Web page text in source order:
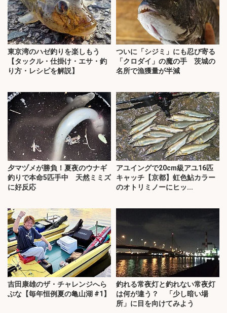
東京湾のハゼ釣りを楽しもう
【タックル・仕掛け・エサ・釣
り方・レシピを解説】
ついに「シジミ」にも忍び寄る
「クロダイ」の魔の手 茨城の
名所で漁獲量が半減
夕マヅメが勝負！夏夜のウナギ
釣りで本命5匹手中 天然ミミズ
に好反応
アユイングで20cm級アユ16匹
キャッチ【京都】虹色鮎カラー
のオトリミノーにヒッ...
吉田康雄のザ・チャレンジへら
ぶな【毎年恒例夏の亀山湖 #1】
釣れる常夜灯と釣れない常夜灯
は何が違う？ 「少し暗い場
所」に目を向けてみよう